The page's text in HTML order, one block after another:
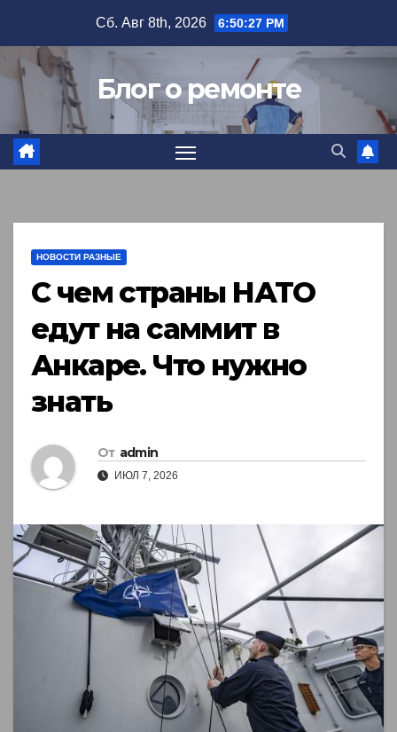
содержимому
Сб. Авг 8th, 2026 6:50:28 PM
Блог о ремонте
НОВОСТИ РАЗНЫЕ
С чем страны НАТО
едут на саммит в
Анкаре. Что нужно
знать
От admin
ИЮЛ 7, 2026